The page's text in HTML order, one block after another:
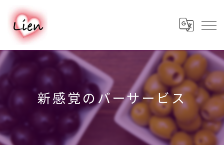
新感覚のバーサービス